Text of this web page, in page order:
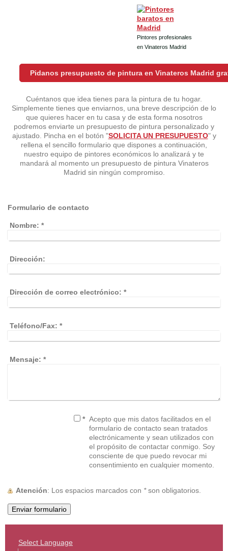
Pintores profesionales
en Vinateros Madrid
Pidanos presupuesto de pintura en Vinateros Madrid
Cuéntanos que idea tienes para la pintura de tu hogar.
Simplemente tienes que enviarnos, una breve descripción de lo
que quieres hacer en tu casa y de esta forma nosotros
podremos enviarte un presupuesto de pintura personalizado y
ajustado. Pincha en el botón "SOLICITA UN PRESUPUESTO" y
rellena el sencillo formulario que dispones a continuación,
nuestro equipo de pintores económicos lo analizará y te
mandará al momento un presupuesto de pintura Vinateros
Madrid sin ningún compromiso.
Formulario de contacto
Nombre: *
Dirección:
Dirección de correo electrónico: *
Teléfono/Fax: *
Mensaje: *
* Acepto que mis datos facilitados en el
formulario de contacto sean tratados
electrónicamente y sean utilizados con
el propósito de contactar conmigo. Soy
consciente de que puedo revocar mi
consentimiento en cualquier momento.
Atención : Los espacios marcados con *son obligatorios.
Select Language